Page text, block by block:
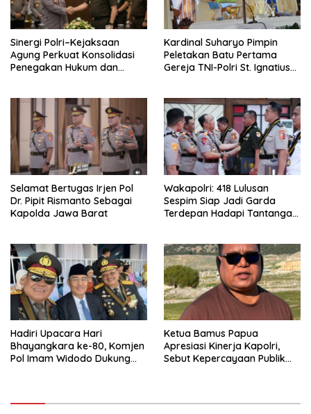
Sinergi Polri–Kejaksaan
Agung Perkuat Konsolidasi
Penegakan Hukum dan
Kardinal Suharyo Pimpin
Peletakan Batu Pertama
Gereja TNI-Polri St. Ignatius
Selamat Bertugas Irjen Pol
Dr. Pipit Rismanto Sebagai
Kapolda Jawa Barat
Wakapolri: 418 Lulusan
Sespim Siap Jadi Garda
Terdepan Hadapi Tantangan
Hadiri Upacara Hari
Bhayangkara ke-80, Komjen
Pol Imam Widodo Dukung
Ketua Bamus Papua
Apresiasi Kinerja Kapolri,
Sebut Kepercayaan Publik